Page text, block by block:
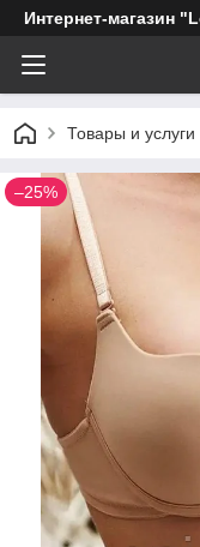
Интернет-магазин
Товары и услуги
–25%